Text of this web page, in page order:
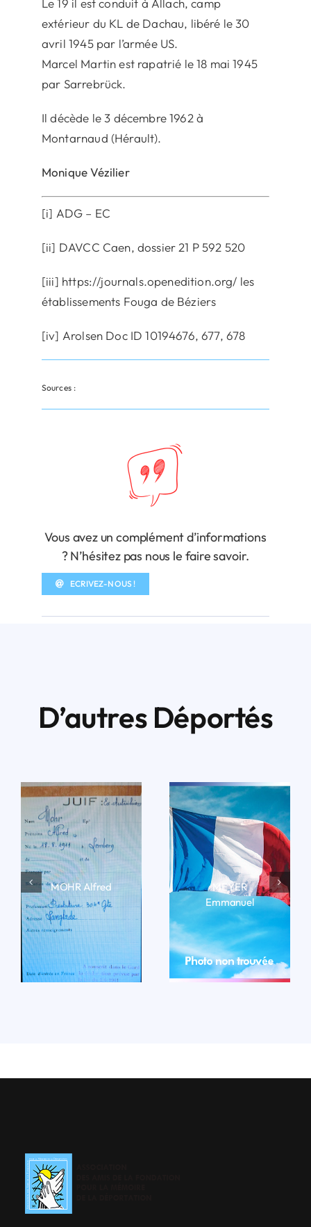
Le 19 il est conduit à Allach, camp
extérieur du KL de Dachau, libéré le 30
avril 1945 par l’armée US.
Marcel Martin est rapatrié le 18 mai 1945
par Sarrebrück.
Il décède le 3 décembre 1962 à
Montarnaud (Hérault).
Monique Vézilier
[i] ADG – EC
[ii] DAVCC Caen, dossier 21 P 592 520
[iii] https://journals.openedition.org/ les
établissements Fouga de Béziers
[iv] Arolsen Doc ID 10194676, 677, 678
Sources :
Vous avez un complément d’informations
? N’hésitez pas nous le faire savoir.
ECRIVEZ-NOUS !
D’autres Déportés
MOHR Alfred
LIRE LA BIO
MEYER
Emmanuel
LIRE LA BIO